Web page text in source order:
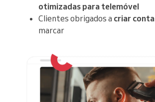
otimizadas para telemóvel
Clientes obrigados a criar conta
marcar